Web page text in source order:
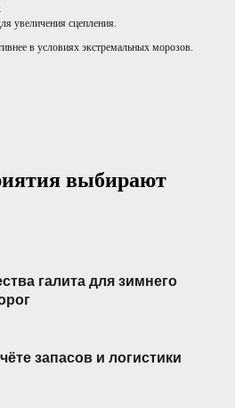
увеличения сцепления.
в условиях экстремальных морозов.
выбирают
галита для зимнего
запасов и логистики